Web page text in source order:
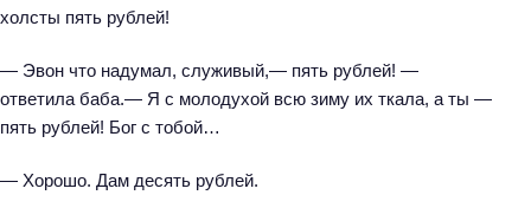
холсты пять рублей!
— Эвон что надумал, служивый,— пять рублей! —
ответила баба.— Я с молодухой всю зиму их ткала, а ты —
пять рублей! Бог с тобой…
— Хорошо. Дам десять рублей.